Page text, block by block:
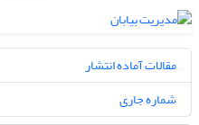
مقالات آماده انتشار
شماره جاری